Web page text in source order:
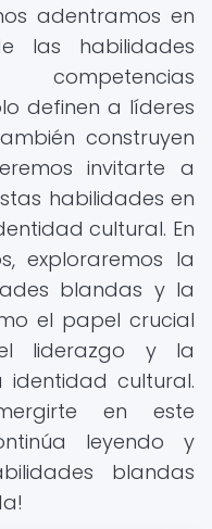
adentramos en
las habilidades
definen a líderes
construyen
invitarte a
habilidades en
cultural. En
exploraremos la
blandas y la
el papel crucial
liderazgo y la
cultural.
en este
leyendo y
blandas